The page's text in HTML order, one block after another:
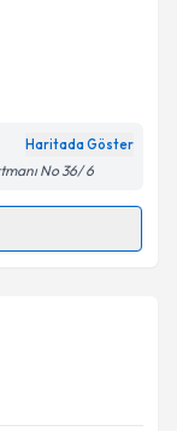
takvimi
almanız
Aydınlatma
Haritada Göster
No 36/ 6
talebi
için bir